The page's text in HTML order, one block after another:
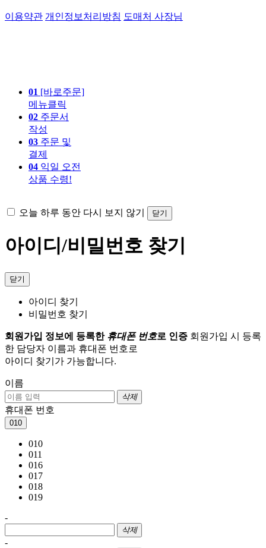
이용약관 개인정보처리방침 도매처 사장님
01 [바로주문]
메뉴클릭
02 주문서
작성
03 주문 및
결제
04 익일 오전
상품 수령!
오늘 하루 동안 다시 보지 않기 닫기
아이디/비밀번호 찾기
닫기
아이디 찾기
비밀번호 찾기
회원가입 정보에 등록한 휴대폰 번호로 인증 회원가입 시 등록
한 담당자 이름과 휴대폰 번호로
아이디 찾기가 가능합니다.
이름
삭제
휴대폰 번호
010
010
011
016
017
018
019
-
삭제
-